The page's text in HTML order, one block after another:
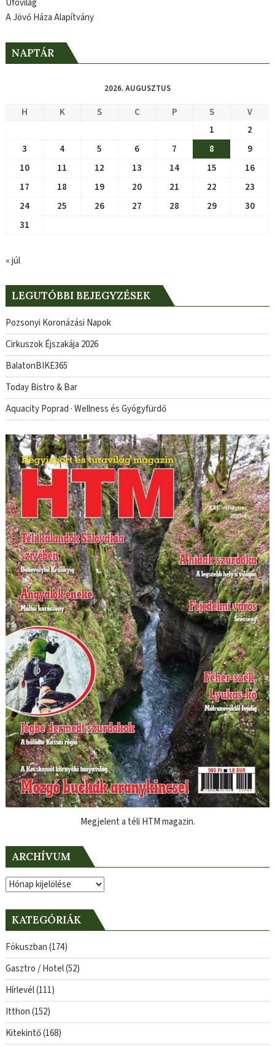
Ufóvilág
A Jövő Háza Alapítvány
NAPTÁR
2026. AUGUSZTUS
H K S C P S
V
1
2
3
4 5 6 7 8
9
10
11 12 13 14 15
16
17
18 19 20 21 22
23
24
25 26 27 28 29
30
31
« júl
LEGUTÓBBI BEJEGYZÉSEK
Pozsonyi Koronázási Napok
Cirkuszok Éjszakája 2026
BalatonBIKE365
Today Bistro & Bar
Aquacity Poprad · Wellness és Gyógyfürdő
Megjelent a téli HTM magazin.
ARCHÍVUM
Archívum
KATEGÓRIÁK
Fókuszban(174)
Gasztro / Hotel(52)
Hírlevél(111)
Itthon(152)
Kitekintő(168)